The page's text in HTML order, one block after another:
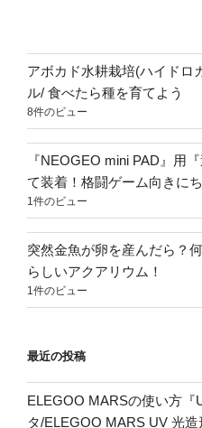
シ
ョ
ン
アボカド水耕栽培(ハイドロ
ル/ 食べたら種を育てよう
8件のビュー
『NEOGEO mini PAD』用
て装着！格闘ゲーム向きに
1件のビュー
突然金魚が卵を産んだら？
らしいアクアリウム！
1件のビュー
最近の投稿
ELEGOO MARSの使い方『
タ/ELEGOO MARS UV 光造